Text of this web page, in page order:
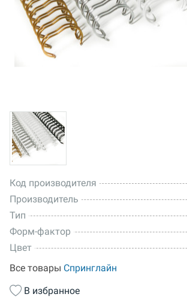
Код производителя
Производитель
Тип
Форм-фактор
Цвет
Все товары Спринглайн
В избранное